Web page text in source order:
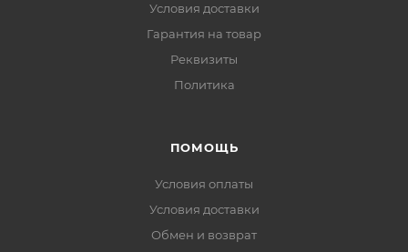
Условия доставки
Гарантия на товар
Реквизиты
Политика
ПОМОЩЬ
Условия оплаты
Условия доставки
Обмен и возврат